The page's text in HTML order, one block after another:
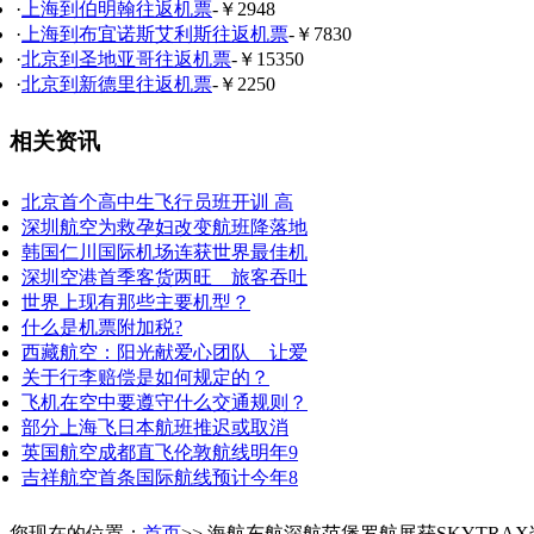
· 上海到伯明翰往返机票-￥2948
· 上海到布宜诺斯艾利斯往返机票-￥7830
·北京到圣地亚哥往返机票-￥15350
·北京到新德里往返机票-￥2250
相关资讯
北京首个高中生飞行员班开训 高
深圳航空为救孕妇改变航班降落地
韩国仁川国际机场连获世界最佳机
深圳空港首季客货两旺 旅客吞吐
世界上现有那些主要机型？
什么是机票附加税?
西藏航空：阳光献爱心团队 让爱
关于行李赔偿是如何规定的？
飞机在空中要遵守什么交通规则？
部分上海飞日本航班推迟或取消
英国航空成都直飞伦敦航线明年9
吉祥航空首条国际航线预计今年8